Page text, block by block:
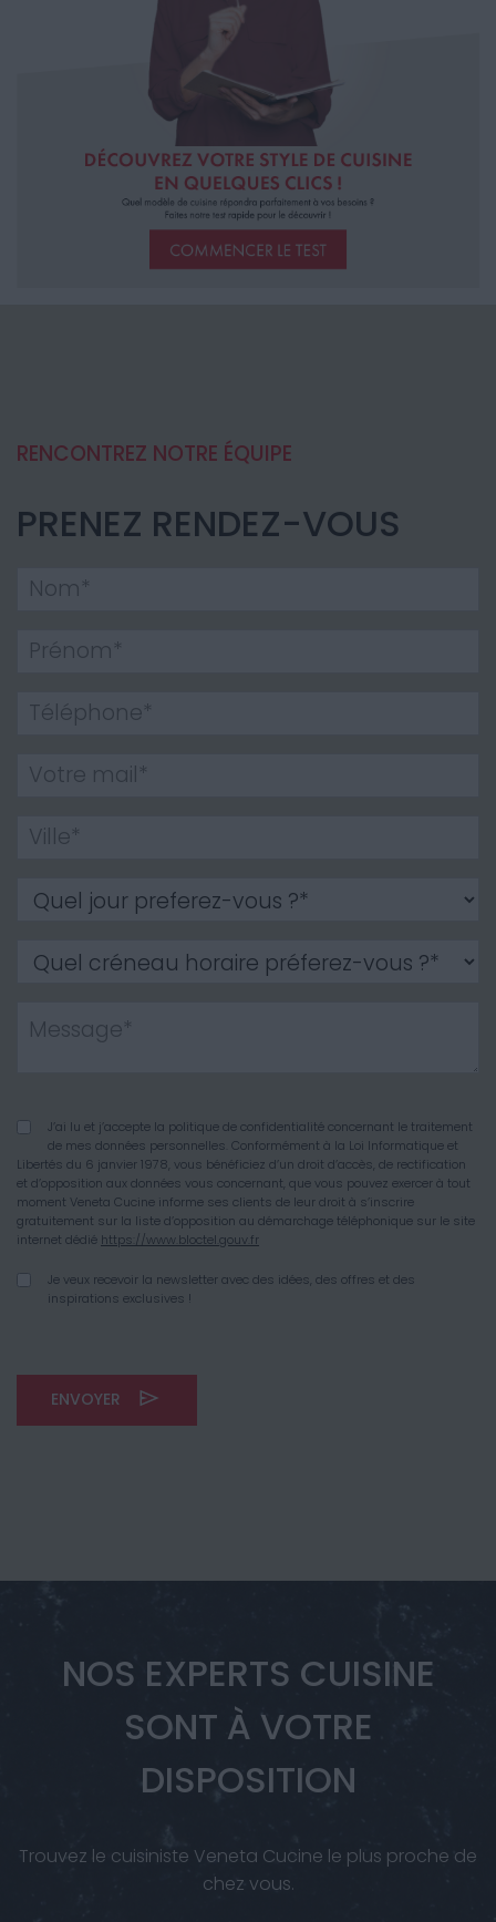
RENCONTREZ NOTRE ÉQUIPE
PRENEZ RENDEZ-VOUS
J’ai lu et j’accepte la politique de confidentialité concernant le traitement
de mes données personnelles. Conformément à la Loi Informatique et
Libertés du 6 janvier 1978, vous bénéficiez d’un droit d’accès, de rectification
et d’opposition aux données vous concernant, que vous pouvez exercer à tout
moment Veneta Cucine informe ses clients de leur droit à s’inscrire
gratuitement sur la liste d’opposition au démarchage téléphonique sur le site
internet dédié https://www.bloctel.gouv.fr
Je veux recevoir la newsletter avec des idées, des offres et des
inspirations exclusives !
ENVOYER
NOS EXPERTS CUISINE
SONT À VOTRE
DISPOSITION
Trouvez le cuisiniste Veneta Cucine le plus proche de
chez vous.